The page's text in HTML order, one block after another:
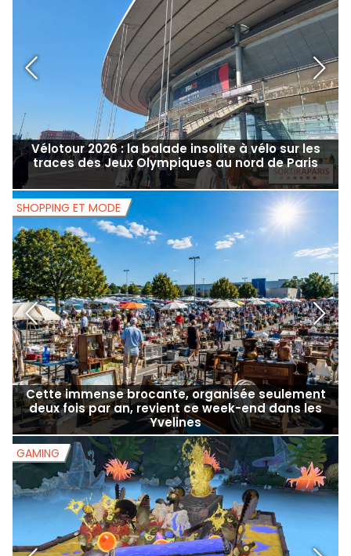
Vélotour 2026 : la balade insolite à vélo sur les
traces des Jeux Olympiques au nord de Paris
Cette immense brocante, organisée seulement
deux fois par an, revient ce week-end dans les
Yvelines
SHOPPING ET MODE
GAMING